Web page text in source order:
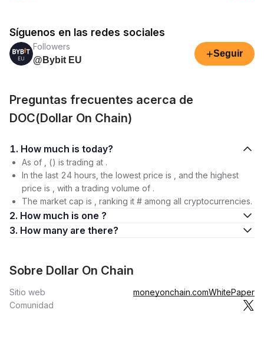
Síguenos en las redes sociales
Followers
@Bybit EU
+Seguir
Preguntas frecuentes acerca de
DOC(Dollar On Chain)
1. How much is today?
As of , () is trading at .
In the last 24 hours, the lowest price is , and the highest
price is , with a trading volume of .
The market cap is , ranking it # among all cryptocurrencies.
2. How much is one ?
3. How many are there?
Sobre Dollar On Chain
Sitio web moneyonchain.comWhitePaper
Comunidad